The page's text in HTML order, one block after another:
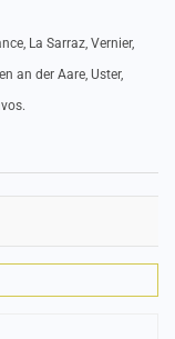
La Sarraz, Vernier,
an der Aare, Uster,